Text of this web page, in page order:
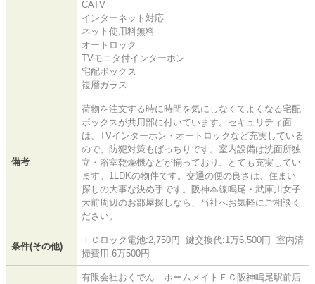
CATV
インターネット対応
ネット使用料無料
オートロック
TVモニタ付インターホン
宅配ボックス
複層ガラス
備考
荷物を注文する時に時間を気にしなくてよくなる宅配
ボックスが共用部に付いています。セキュリティ面
は、TVインターホン・オートロックなど充実している
ので、防犯対策もばっちりです。室内設備は洗面所独
立・浴室乾燥機などが揃っており、とても充実してい
ます。1LDKの物件です。交通の便の良さは、住まい
探しの大事な決め手です。阪神本線鳴尾・武庫川女子
大前周辺のお部屋探しなら、当社へお気軽にご相談く
ださい。
条件(その他)
ＩＣロック電池:2,750円 鍵交換代:1万6,500円 室内清
掃費用:6万500円
有限会社おくでん ホームメイトＦＣ阪神鳴尾駅前店